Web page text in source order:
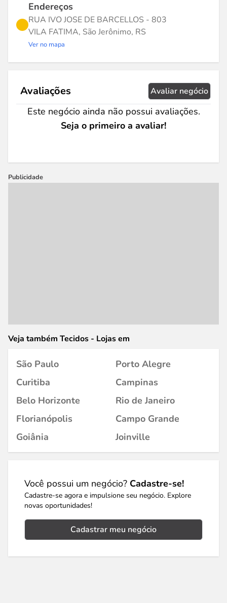
Endereços
RUA IVO JOSE DE BARCELLOS - 803
VILA FATIMA, São Jerônimo, RS
Ver no mapa
Avaliações Avaliar negócio
Este negócio ainda não possui avaliações.
Seja o primeiro a avaliar!
Publicidade
Veja também Tecidos - Lojas em
São Paulo
Porto Alegre
Curitiba
Campinas
Belo Horizonte
Rio de Janeiro
Florianópolis
Campo Grande
Goiânia
Joinville
Você possui um negócio? Cadastre-se!
Cadastre-se agora e impulsione seu negócio. Explore
novas oportunidades!
Cadastrar meu negócio